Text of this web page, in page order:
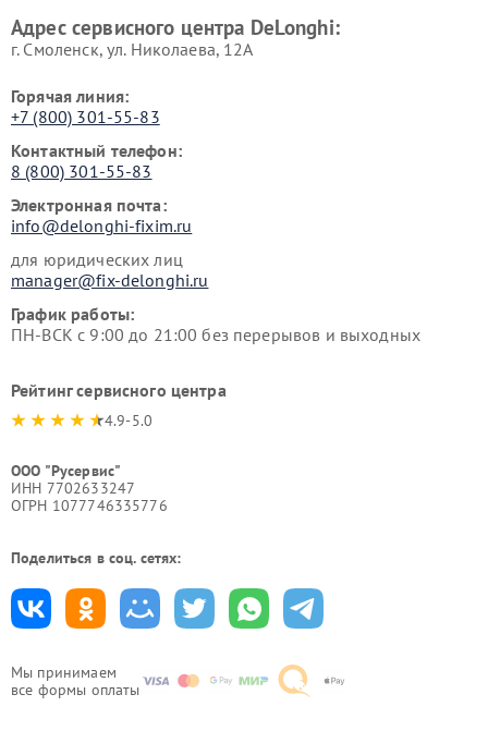
Мы принимаем
все формы оплаты
Адрес сервисного центра DeLonghi:
г. Смоленск, ул. Николаева, 12А
Горячая линия:
+7 (800) 301-55-83
Контактный телефон:
8 (800) 301-55-83
Электронная почта:
info@delonghi-fixim.ru
для юридических лиц
manager@fix-delonghi.ru
График работы:
ПН-ВСК с 9:00 до 21:00 без перерывов и выходных
Рейтинг сервисного центра
4.9-5.0
ООО "Русервис"
ИНН 7702633247
ОГРН 1077746335776
Поделиться в соц. сетях: